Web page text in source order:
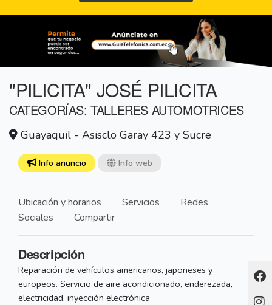
"PILICITA" JOSÉ PILICITA
CATEGORÍAS: TALLERES AUTOMOTRICES
Guayaquil - Asisclo Garay 423 y Sucre
Info anuncio Info web
Ubicación y horarios Servicios
Redes
Sociales
Compartir
Descripción
Reparación de vehículos americanos, japoneses y
europeos. Servicio de aire acondicionado, enderezada,
electricidad, inyección electrónica